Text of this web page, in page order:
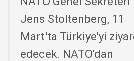
Jens Stoltenberg, 11
Mart'ta Türkiye'yi
edecek. NATO'dan